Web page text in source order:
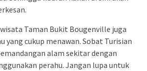
Taman Bukit Bougenville juga
yang cukup menawan. Sobat Turisian
alam sekitar dengan
perahu. Jangan lupa untuk